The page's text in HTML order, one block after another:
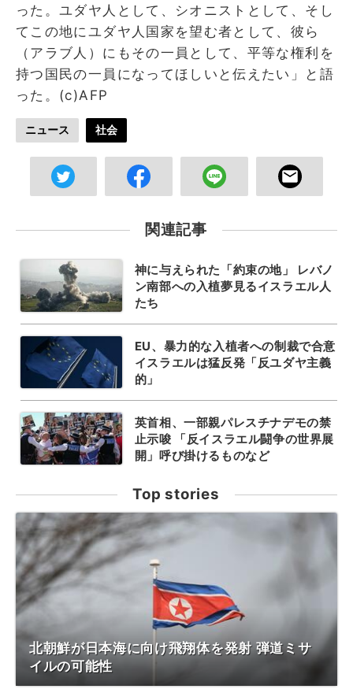
った。ユダヤ人として、シオニストとして、そし
てこの地にユダヤ人国家を望む者として、彼ら
（アラブ人）にもその一員として、平等な権利を
持つ国民の一員になってほしいと伝えたい」と語
った。(c)AFP
ニュース 社会
関連記事
神に与えられた「約束の地」 レバノ
ン南部への入植夢見るイスラエル人
たち
EU、暴力的な入植者への制裁で合意
イスラエルは猛反発「反ユダヤ主義
的」
英首相、一部親パレスチナデモの禁
止示唆 「反イスラエル闘争の世界展
開」呼び掛けるものなど
Top stories
北朝鮮が日本海に向け飛翔体を発射 弾道ミサ
イルの可能性